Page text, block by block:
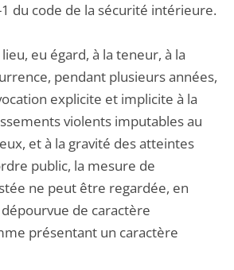
du code de la sécurité intérieure.
eu égard, à la teneur, à la
pendant plusieurs années,
explicite et implicite à la
violents imputables au
et à la gravité des atteintes
public, la mesure de
ne peut être regardée, en
de caractère
présentant un caractère